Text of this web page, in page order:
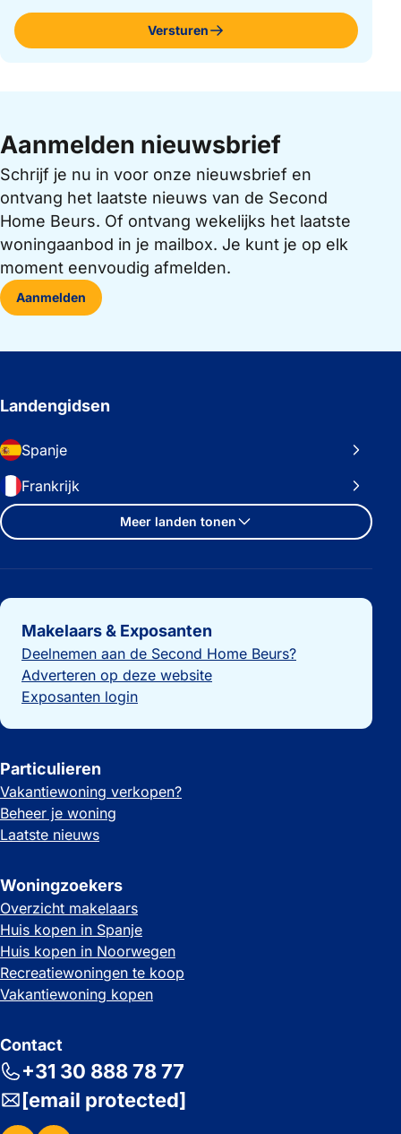
Versturen
Aanmelden nieuwsbrief
Schrijf je nu in voor onze nieuwsbrief en
ontvang het laatste nieuws van de Second
Home Beurs. Of ontvang wekelijks het laatste
woningaanbod in je mailbox. Je kunt je op elk
moment eenvoudig afmelden.
Aanmelden
Landengidsen
Spanje
Frankrijk
Meer landen tonen
Belangrijke links
Makelaars & Exposanten
Deelnemen aan de Second Home Beurs?
Adverteren op deze website
Exposanten login
Particulieren
Vakantiewoning verkopen?
Beheer je woning
Laatste nieuws
Woningzoekers
Overzicht makelaars
Huis kopen in Spanje
Huis kopen in Noorwegen
Recreatiewoningen te koop
Vakantiewoning kopen
Contact
+31 30 888 78 77
[email protected]